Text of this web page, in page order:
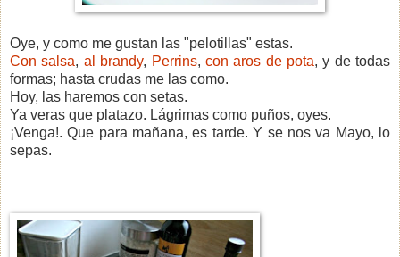
Oye, y como me gustan las "pelotillas" estas.
Con salsa, al brandy, Perrins, con aros de pota, y de todas
formas; hasta crudas me las como.
Hoy, las haremos con setas.
Ya veras que platazo. Lágrimas como puños, oyes.
¡Venga!. Que para mañana, es tarde. Y se nos va Mayo, lo
sepas.